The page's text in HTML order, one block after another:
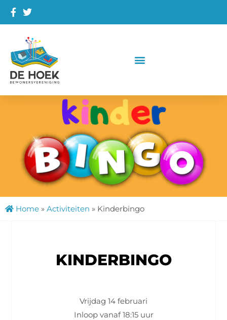
Home » Activiteiten » Kinderbingo
KINDERBINGO
Vrijdag 14 februari
Inloop vanaf 18:15 uur